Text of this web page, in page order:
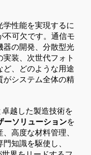
学性能を実現するに
不可欠です。通信モ
器の開発、分散型光
装、次世代フォト
ど、どのような用途
がシステム全体の精
越した製造技術を
ーソリューションを
高度な材料管理、
知識を駆使し、